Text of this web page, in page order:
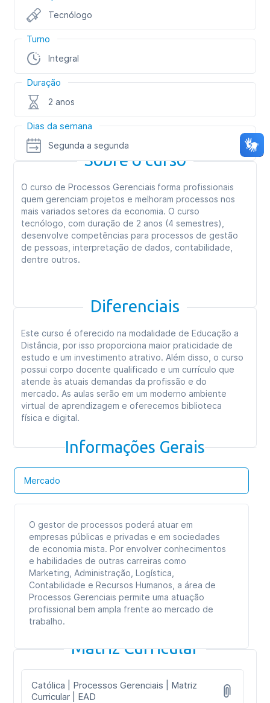
Tecnólogo
Turno
Integral
Duração
2 anos
Dias da semana
Segunda a segunda
Sobre o curso
O curso de Processos Gerenciais forma profissionais
quem gerenciam projetos e melhoram processos nos
mais variados setores da economia. O curso
tecnólogo, com duração de 2 anos (4 semestres),
desenvolve competências para processos de gestão
de pessoas, interpretação de dados, contabilidade,
dentre outros.
Diferenciais
Este curso é oferecido na modalidade de Educação a
Distância, por isso proporciona maior praticidade de
estudo e um investimento atrativo. Além disso, o curso
possui corpo docente qualificado e um currículo que
atende às atuais demandas da profissão e do
mercado. As aulas serão em um moderno ambiente
virtual de aprendizagem e oferecemos biblioteca
física e digital.
Informações Gerais
Mercado
O gestor de processos poderá atuar em
empresas públicas e privadas e em sociedades
de economia mista. Por envolver conhecimentos
e habilidades de outras carreiras como
Marketing, Administração, Logística,
Contabilidade e Recursos Humanos, a área de
Processos Gerenciais permite uma atuação
profissional bem ampla frente ao mercado de
trabalho.
Matriz Curricular
Católica | Processos Gerenciais | Matriz
Curricular | EAD